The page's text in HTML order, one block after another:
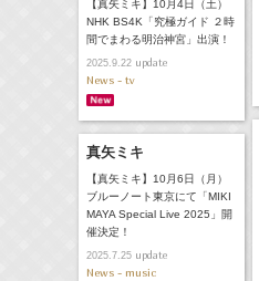
【真矢ミキ】10月4日（土）
NHK BS4K「究極ガイド ２時
間でまわる明治神宮」出演！
2025.9.22update
News - tv
真矢ミキ
【真矢ミキ】10月6日（月）
ブルーノート東京にて「MIKI
MAYA Special Live 2025」開
催決定！
2025.7.25update
News - music